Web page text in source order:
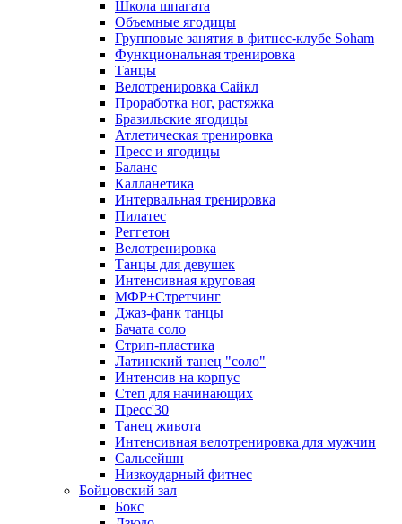
Школа шпагата
Объемные ягодицы
Групповые занятия в фитнес-клубе Soham
Функциональная тренировка
Танцы
Велотренировка Сайкл
Проработка ног, растяжка
Бразильские ягодицы
Атлетическая тренировка
Пресс и ягодицы
Баланс
Калланетика
Интервальная тренировка
Пилатес
Реггетон
Велотренировка
Танцы для девушек
Интенсивная круговая
МФР+Стретчинг
Джаз-фанк танцы
Бачата соло
Стрип-пластика
Латинский танец "соло"
Интенсив на корпус
Степ для начинающих
Пресс'30
Танец живота
Интенсивная велотренировка для мужчин
Сальсейшн
Низкоударный фитнес
Бойцовский зал
Бокс